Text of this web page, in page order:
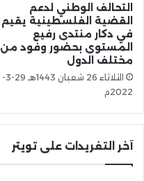
التحالف الوطني لدعم
القضية الفلسطينية يقيم
في دكار منتدى رفيع
المستوى بحضور وفود من
مختلف الدول
الثلاثاء 26 شعبان 1443هـ 29-3-
2022م
آخر التغريدات على تويتر